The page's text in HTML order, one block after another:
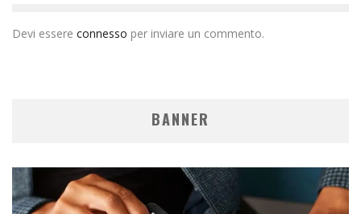
Devi essere connesso per inviare un commento.
BANNER